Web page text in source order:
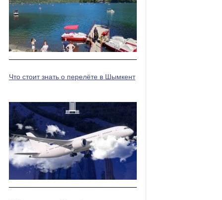
Что стоит знать о перелёте в Шымкент